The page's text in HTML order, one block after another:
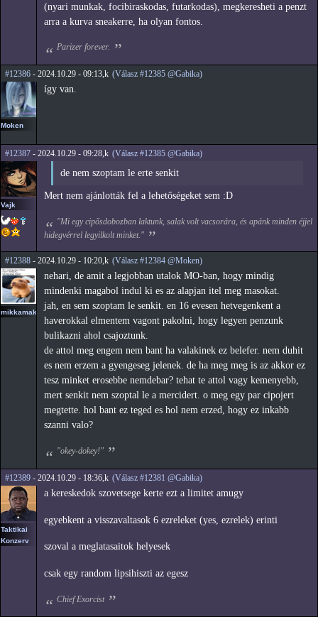
(nyari munkak, focibiraskodas, futarkodas), megkeresheti a penzt
arra a kurva sneakerre, ha olyan fontos.
Parizer forever.
#12386 - 2024.10.29 - 09:13,k (Válasz #12385 @Gabika)
Moken
így van.
#12387 - 2024.10.29 - 09:28,k (Válasz #12385 @Gabika)
Vajk
de nem szoptam le erte senkit
Mert nem ajánlották fel a lehetőségeket sem :D
"Mi egy cipősdobozban laktunk, salak volt vacsorára, és apánk minden éjjel
hidegvérrel legyilkolt minket."
#12388 - 2024.10.29 - 10:20,k (Válasz #12384 @Moken)
mikkamakka
nehari, de amit a legjobban utalok MO-ban, hogy mindig
mindenki magabol indul ki es az alapjan itel meg masokat.
jah, en sem szoptam le senkit. en 16 evesen hetvegenkent a
haverokkal elmentem vagont pakolni, hogy legyen penzunk
bulikazni ahol csajoztunk.
de attol meg engem nem bant ha valakinek ez belefer. nem duhit
es nem erzem a gyengeseg jelenek. de ha meg meg is az akkor ez
tesz minket erosebbe nemdebar? tehat te attol vagy kemenyebb,
mert senkit nem szoptal le a mercidert. o meg egy par cipojert
megtette. hol bant ez teged es hol nem erzed, hogy ez inkabb
szanni valo?
"okey-dokey!"
#12389 - 2024.10.29 - 18:36,k (Válasz #12381 @Gabika)
Taktikai
Konzerv
a kereskedok szovetsege kerte ezt a limitet amugy
egyebkent a visszavaltasok 6 ezreleket (yes, ezrelek) erinti
szoval a meglatasaitok helyesek
csak egy random lipsihiszti az egesz
Chief Exorcist